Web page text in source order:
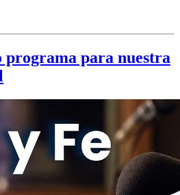
programa para nuestra